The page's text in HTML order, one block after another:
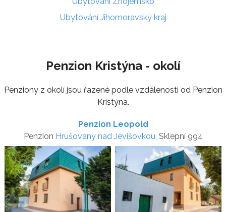
Ubytování Jihomoravský kraj
Penzion Kristýna - okolí
Penziony z okolí jsou řazené podle vzdálenosti od Penzion
Kristýna.
Penzion Leopold
Penzion Hrušovany nad Jevišovkou , Sklepní 994